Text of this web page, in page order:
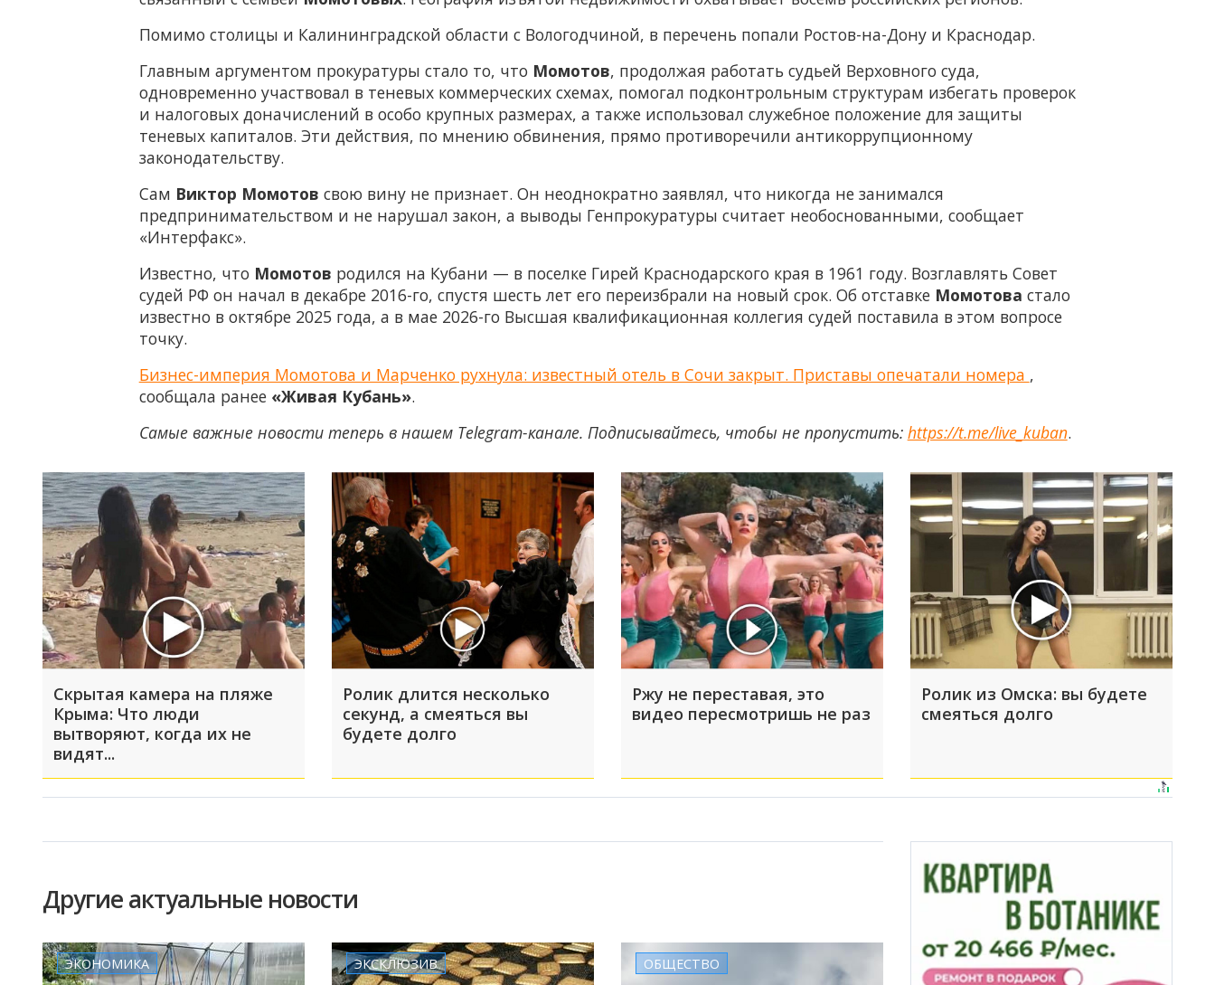
Помимо столицы и Калининградской области с Вологодчиной, в перечень попали Ростов-на-Дону и Краснодар.
Главным аргументом прокуратуры стало то, что Момотов, продолжая работать судьей Верховного суда,
одновременно участвовал в теневых коммерческих схемах, помогал подконтрольным структурам избегать проверок
и налоговых доначислений в особо крупных размерах, а также использовал служебное положение для защиты
теневых капиталов. Эти действия, по мнению обвинения, прямо противоречили антикоррупционному
законодательству.
Сам Виктор Момотов свою вину не признает. Он неоднократно заявлял, что никогда не занимался
предпринимательством и не нарушал закон, а выводы Генпрокуратуры считает необоснованными, сообщает
«Интерфакс».
Известно, что Момотов родился на Кубани — в поселке Гирей Краснодарского края в 1961 году. Возглавлять Совет
судей РФ он начал в декабре 2016-го, спустя шесть лет его переизбрали на новый срок. Об отставке Момотова стало
известно в октябре 2025 года, а в мае 2026-го Высшая квалификационная коллегия судей поставила в этом вопросе
точку.
Бизнес-империя Момотова и Марченко рухнула: известный отель в Сочи закрыт. Приставы опечатали номера ,
сообщала ранее «Живая Кубань».
Самые важные новости теперь в нашем Telegram-канале. Подписывайтесь, чтобы не пропустить: https://t.me/live_kuban.
Скрытая камера на пляже
Крыма: Что люди
вытворяют, когда их не
видят...
Ролик длится несколько
секунд, а смеяться вы
будете долго
Ржу не переставая, это
видео пересмотришь не раз
Ролик из Омска: вы будете
смеяться долго
Другие актуальные новости
ЭКОНОМИКА ЭКСКЛЮЗИВ ОБЩЕСТВО